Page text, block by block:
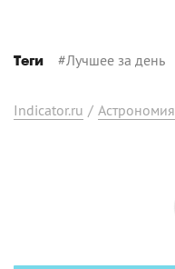
Теги #Лучшее за день
Indicator.ru / Астрономия